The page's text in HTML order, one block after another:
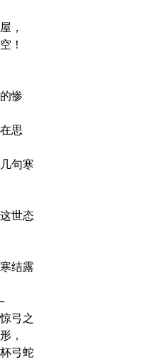
，
！
惨
思
句寒
世态
结露
弓之
，
弓蛇